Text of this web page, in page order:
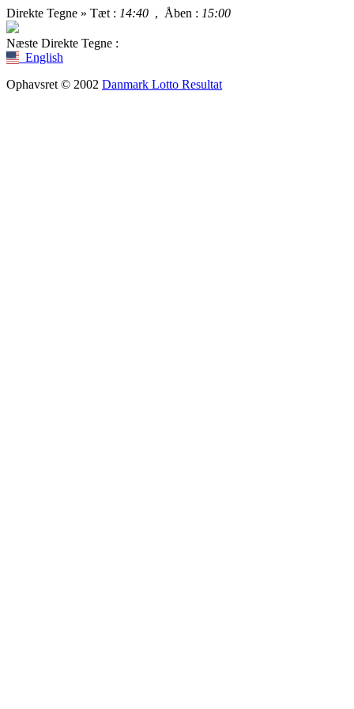
Direkte Tegne » Tæt : 14:40 , Åben : 15:00
Næste Direkte Tegne :
English
Ophavsret © 2002 Danmark Lotto Resultat